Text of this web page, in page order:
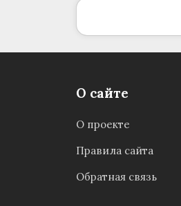
О сайте
О проекте
Правила сайта
Обратная связь